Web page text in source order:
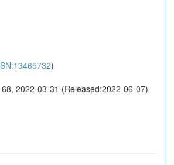
)
2022-03-31 (Released:2022-06-07)